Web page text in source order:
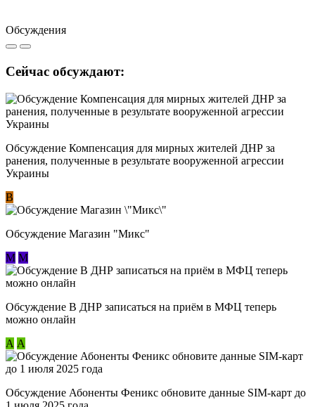
Обсуждения
Сейчас обсуждают:
Обсуждение Компенсация для мирных жителей ДНР за
ранения, полученные в результате вооруженной агрессии
Украины
В
Обсуждение Магазин "Микс"
М М
Обсуждение В ДНР записаться на приём в МФЦ теперь
можно онлайн
А А
Обсуждение Абоненты Феникс обновите данные SIM-карт до